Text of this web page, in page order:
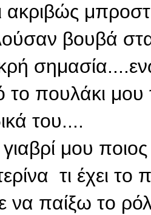
ακριβώς
βουβά
πουλάκι μου
του....
μου ποιος
τι έχει το
παίξω το